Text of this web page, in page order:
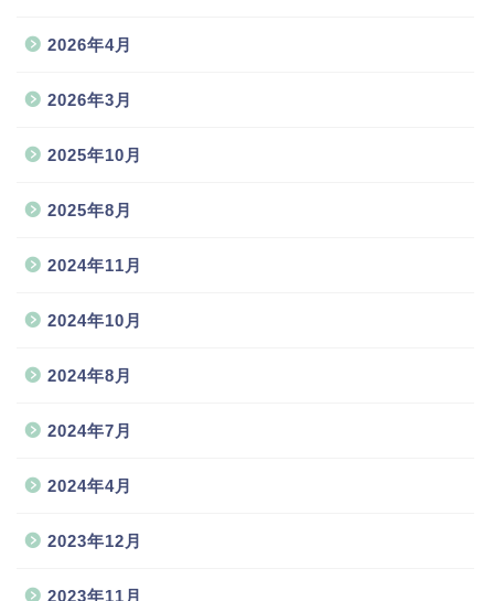
2026年4月
2026年3月
2025年10月
2025年8月
2024年11月
2024年10月
2024年8月
2024年7月
2024年4月
2023年12月
2023年11月